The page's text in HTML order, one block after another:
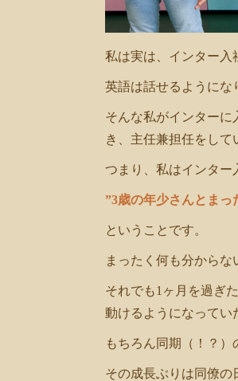
私は実は、インター入
英語は話せるようにな
そんな私がインターに
き、主任兼担任をして
つまり、私はインター
”3歳の年少さんとま
ということです。
まったく何も分からな
それでも1ヶ月を過ぎ
動けるようになってい
もちろん同期（！？）
その成長ぶりは同僚の